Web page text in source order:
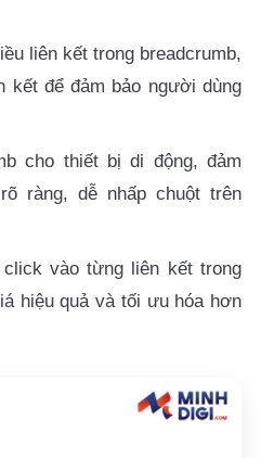
liên kết trong breadcrumb,
kết để đảm bảo người dùng
cho thiết bị di động, đảm
ràng, dễ nhấp chuột trên
vào từng liên kết trong
hiệu quả và tối ưu hóa hơn